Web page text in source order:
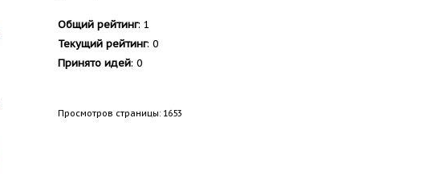
Общий рейтинг: 1
Текущий рейтинг: 0
Принято идей: 0
Просмотров страницы: 1653